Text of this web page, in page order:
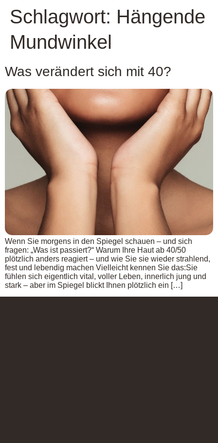
Schlagwort: Hängende
Mundwinkel
Was verändert sich mit 40?
Wenn Sie morgens in den Spiegel schauen – und sich
fragen: „Was ist passiert?“ Warum Ihre Haut ab 40/50
plötzlich anders reagiert – und wie Sie sie wieder strahlend,
fest und lebendig machen Vielleicht kennen Sie das:Sie
fühlen sich eigentlich vital, voller Leben, innerlich jung und
stark – aber im Spiegel blickt Ihnen plötzlich ein […]